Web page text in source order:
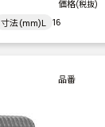
価格(税抜)
寸法(mm)L 16
品番